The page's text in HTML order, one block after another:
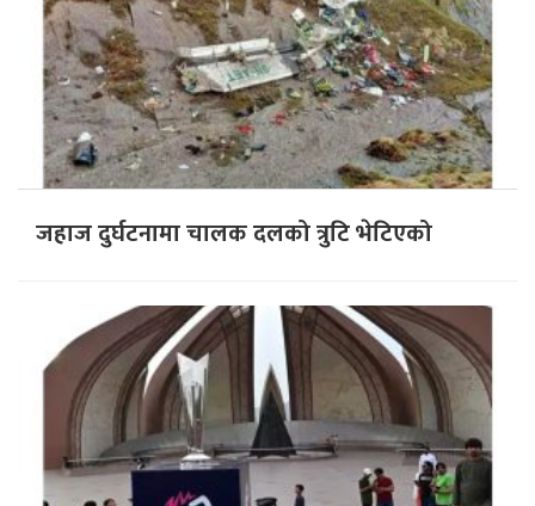
जहाज दुर्घटनामा चालक दलको त्रुटि भेटिएको